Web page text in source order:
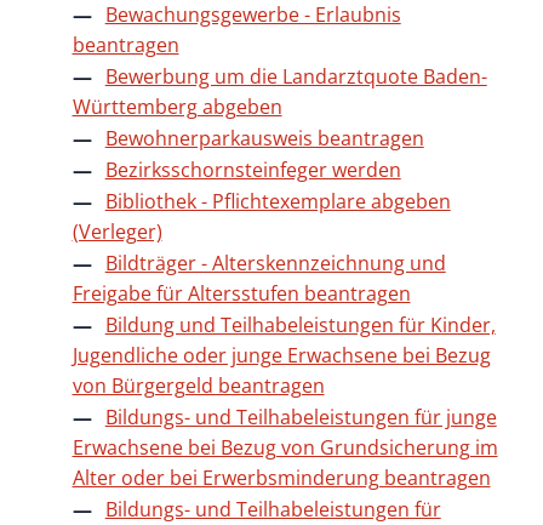
Bewachungsgewerbe - Erlaubnis
beantragen
Bewerbung um die Landarztquote Baden-
Württemberg abgeben
Bewohnerparkausweis beantragen
Bezirksschornsteinfeger werden
Bibliothek - Pflichtexemplare abgeben
(Verleger)
Bildträger - Alterskennzeichnung und
Freigabe für Altersstufen beantragen
Bildung und Teilhabeleistungen für Kinder,
Jugendliche oder junge Erwachsene bei Bezug
von Bürgergeld beantragen
Bildungs- und Teilhabeleistungen für junge
Erwachsene bei Bezug von Grundsicherung im
Alter oder bei Erwerbsminderung beantragen
Bildungs- und Teilhabeleistungen für